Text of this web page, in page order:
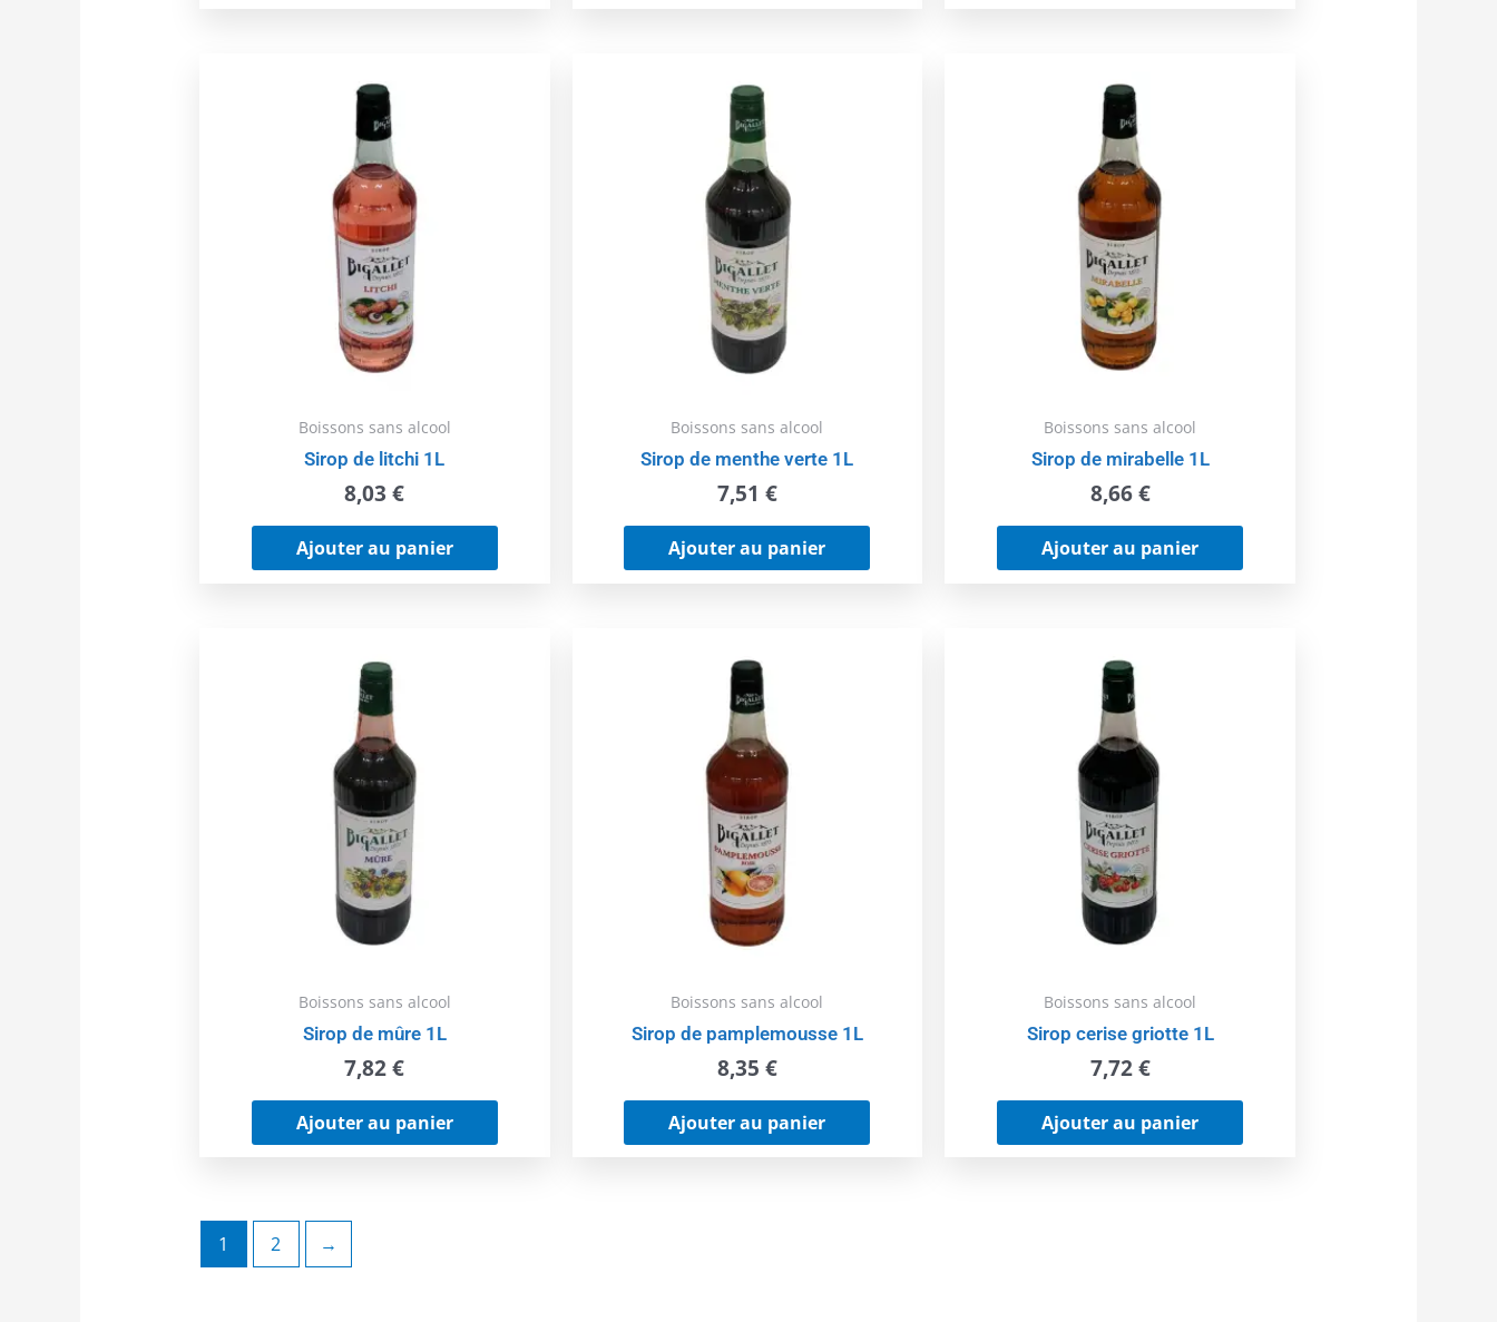
Boissons sans alcool
Sirop de litchi 1L
8,03€
Ajouter au panier
Boissons sans alcool
Sirop de menthe verte 1L
7,51 €
Ajouter au panier
Boissons sans alcool
Sirop de mirabelle 1L
8,66€
Ajouter au panier
Boissons sans alcool
Sirop de mûre 1L
7,82€
Ajouter au panier
Boissons sans alcool
Sirop de pamplemousse 1L
8,35 €
Ajouter au panier
Boissons sans alcool
Sirop cerise griotte 1L
7,72€
Ajouter au panier
1 2 →